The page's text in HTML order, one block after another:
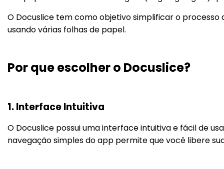
O Docuslice tem como objetivo simplificar o processo
usando várias folhas de papel.
Por que escolher o Docuslice?
1. Interface Intuitiva
O Docuslice possui uma interface intuitiva e fácil de
navegação simples do app permite que você libere